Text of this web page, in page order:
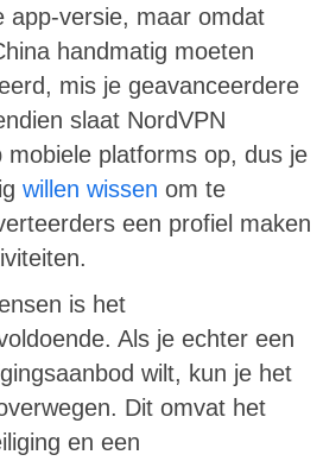
app-versie, maar omdat
handmatig moeten
mis je geavanceerdere
slaat NordVPN
mobiele platforms op, dus je
willen wissen om te
een profiel maken
is het
Als je echter een
wilt, kun je het
Dit omvat het
en een